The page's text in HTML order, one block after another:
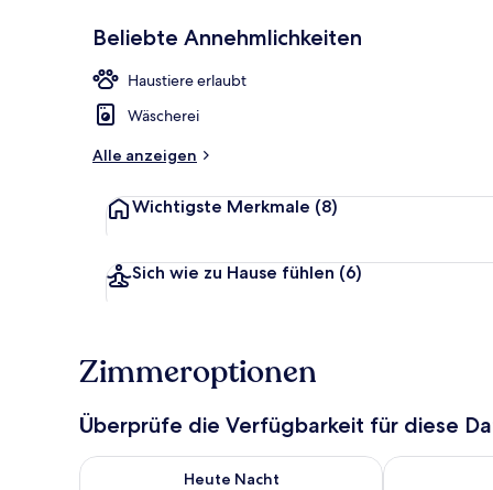
Beliebte Annehmlichkeiten
Haustiere erlaubt
Wäscherei
Alle anzeigen
Wichtigste Merkmale (8)
Sich wie zu Hause fühlen (6)
Zimmeroptionen
Überprüfe die Verfügbarkeit für diese
Heute Nacht
Überprüfe die Verfügbarkeit für heute Nacht, Aug. 8
Überprüfe